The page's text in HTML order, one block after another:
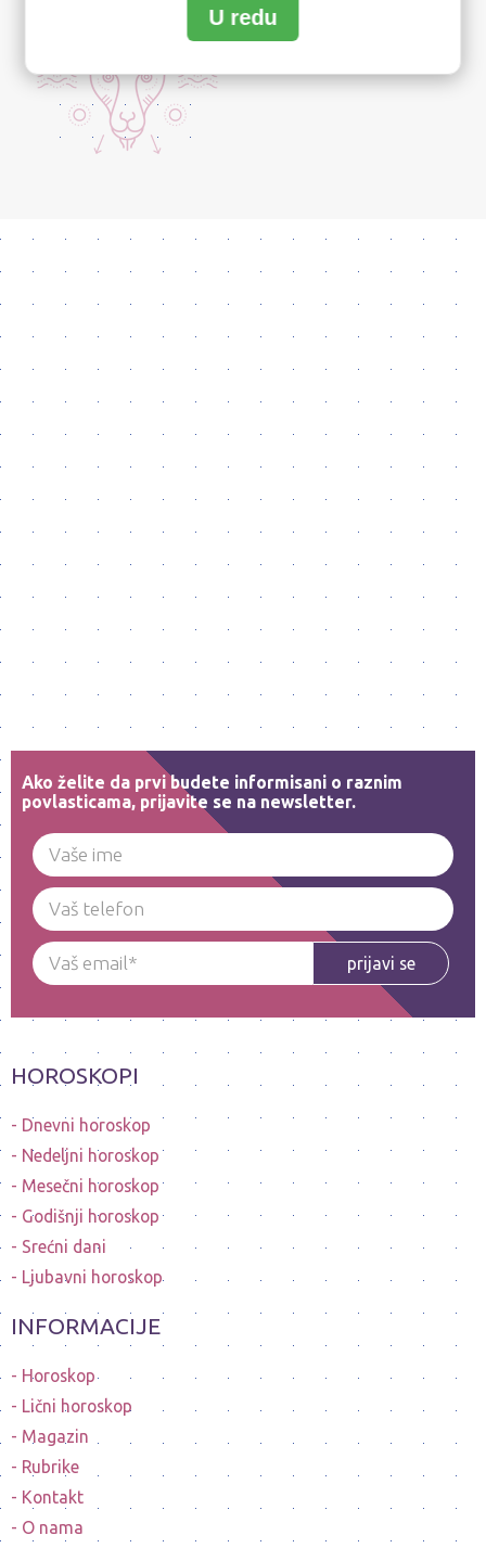
Ako želite da prvi budete informisani o raznim
povlasticama, prijavite se na newsletter.
prijavi se
HOROSKOPI
Dnevni horoskop
Nedeljni horoskop
Mesečni horoskop
Godišnji horoskop
Srećni dani
Ljubavni horoskop
INFORMACIJE
Horoskop
Lični horoskop
Magazin
Rubrike
Kontakt
O nama
U redu